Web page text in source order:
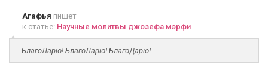
Агафья пишет
к статье: Научные молитвы джозефа мэрфи
БлагоЛарю! БлагоЛарю! БлагоДарю!